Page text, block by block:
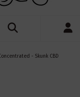
- Skunk CBD